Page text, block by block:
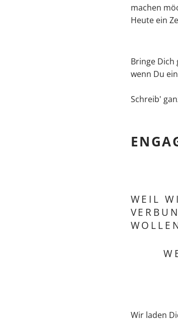
machen
Heute ein
Bringe Dich
wenn Du
Schreib'
WEIL
Wir laden